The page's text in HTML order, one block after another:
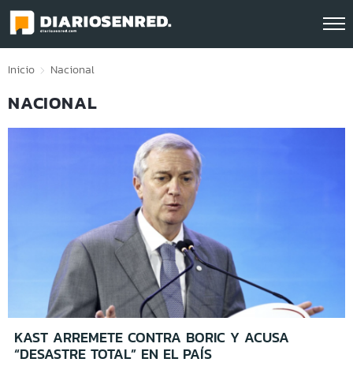
Click acá para ir directamente al contenido
Inicio Nacional
NACIONAL
KAST ARREMETE CONTRA BORIC Y ACUSA
“DESASTRE TOTAL” EN EL PAÍS